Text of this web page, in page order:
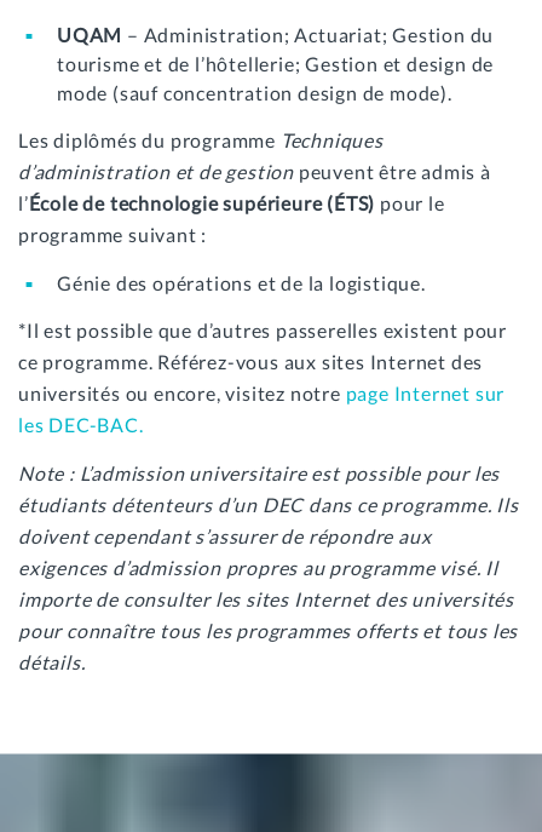
UQAM – Administration; Actuariat; Gestion du
tourisme et de l’hôtellerie; Gestion et design de
mode (sauf concentration design de mode).
Les diplômés du programme Techniques
d’administration et de gestion peuvent être admis à
l’École de technologie supérieure (ÉTS) pour le
programme suivant :
Génie des opérations et de la logistique.
*Il est possible que d’autres passerelles existent pour
ce programme. Référez-vous aux sites Internet des
universités ou encore, visitez notre page Internet sur
les DEC-BAC.
Note : L’admission universitaire est possible pour les
étudiants détenteurs d’un DEC dans ce programme. Ils
doivent cependant s’assurer de répondre aux
exigences d’admission propres au programme visé. Il
importe de consulter les sites Internet des universités
pour connaître tous les programmes offerts et tous les
détails.